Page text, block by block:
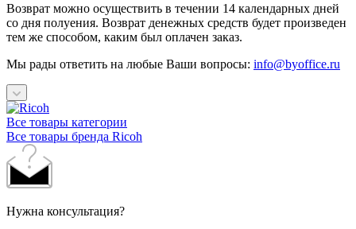
Возврат можно осуществить в течении 14 календарных дней
со дня полуения. Возврат денежных средств будет произведен
тем же способом, каким был оплачен заказ.
Мы рады ответить на любые Ваши вопросы: info@byoffice.ru
Все товары категории
Все товары бренда Ricoh
Нужна консультация?